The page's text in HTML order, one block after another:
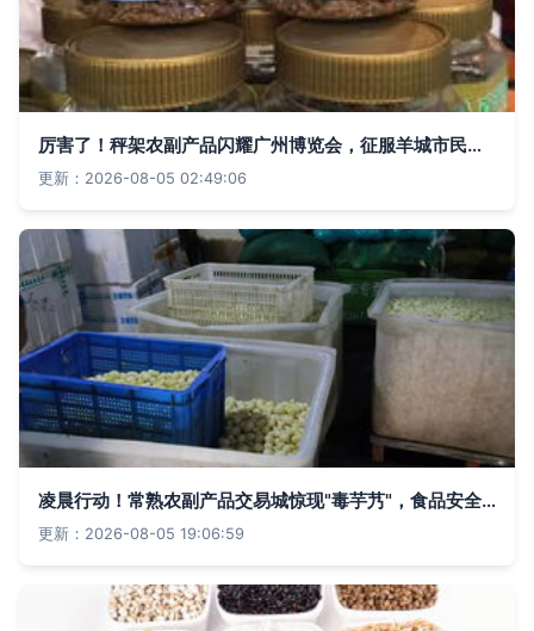
厉害了！秤架农副产品闪耀广州博览会，征服羊城市民味蕾
更新：2026-08-05 02:49:06
凌晨行动！常熟农副产品交易城惊现"毒芋艿"，食品安全警钟再次敲响
更新：2026-08-05 19:06:59